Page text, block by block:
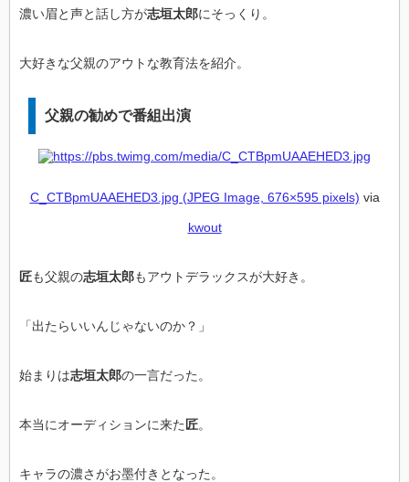
濃い眉と声と話し方が志垣太郎にそっくり。
大好きな父親のアウトな教育法を紹介。
父親の勧めで番組出演
C_CTBpmUAAEHED3.jpg (JPEG Image, 676×595 pixels) via
kwout
匠も父親の志垣太郎もアウトデラックスが大好き。
「出たらいいんじゃないのか？」
始まりは志垣太郎の一言だった。
本当にオーディションに来た 匠。
キャラの濃さがお墨付きとなった。